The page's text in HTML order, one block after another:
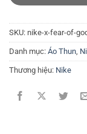
SKU: nike-x-fear-of-
Danh mục: Áo Thun
Thương hiệu: Nike